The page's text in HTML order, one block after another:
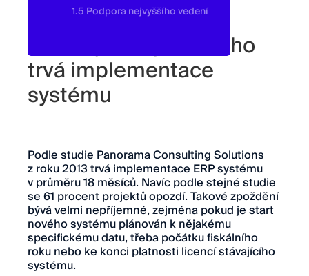
Podívejte se jak dlouho
trvá implementace
systému
Podle studie Panorama Consulting Solutions
z roku 2013 trvá implementace ERP systému
v průměru 18 měsíců. Navíc podle stejné studie
se 61 procent projektů opozdí. Takové zpoždění
bývá velmi nepříjemné, zejména pokud je start
nového systému plánován k nějakému
specifickému datu, třeba počátku fiskálního
roku nebo ke konci platnosti licencí stávajícího
systému.
1.5 Podpora nejvyššího vedení